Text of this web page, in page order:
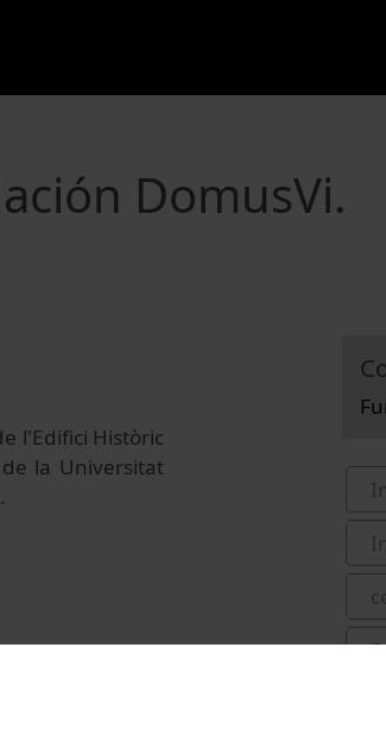
DomusVi.
l'Edifici Històric
la Universitat